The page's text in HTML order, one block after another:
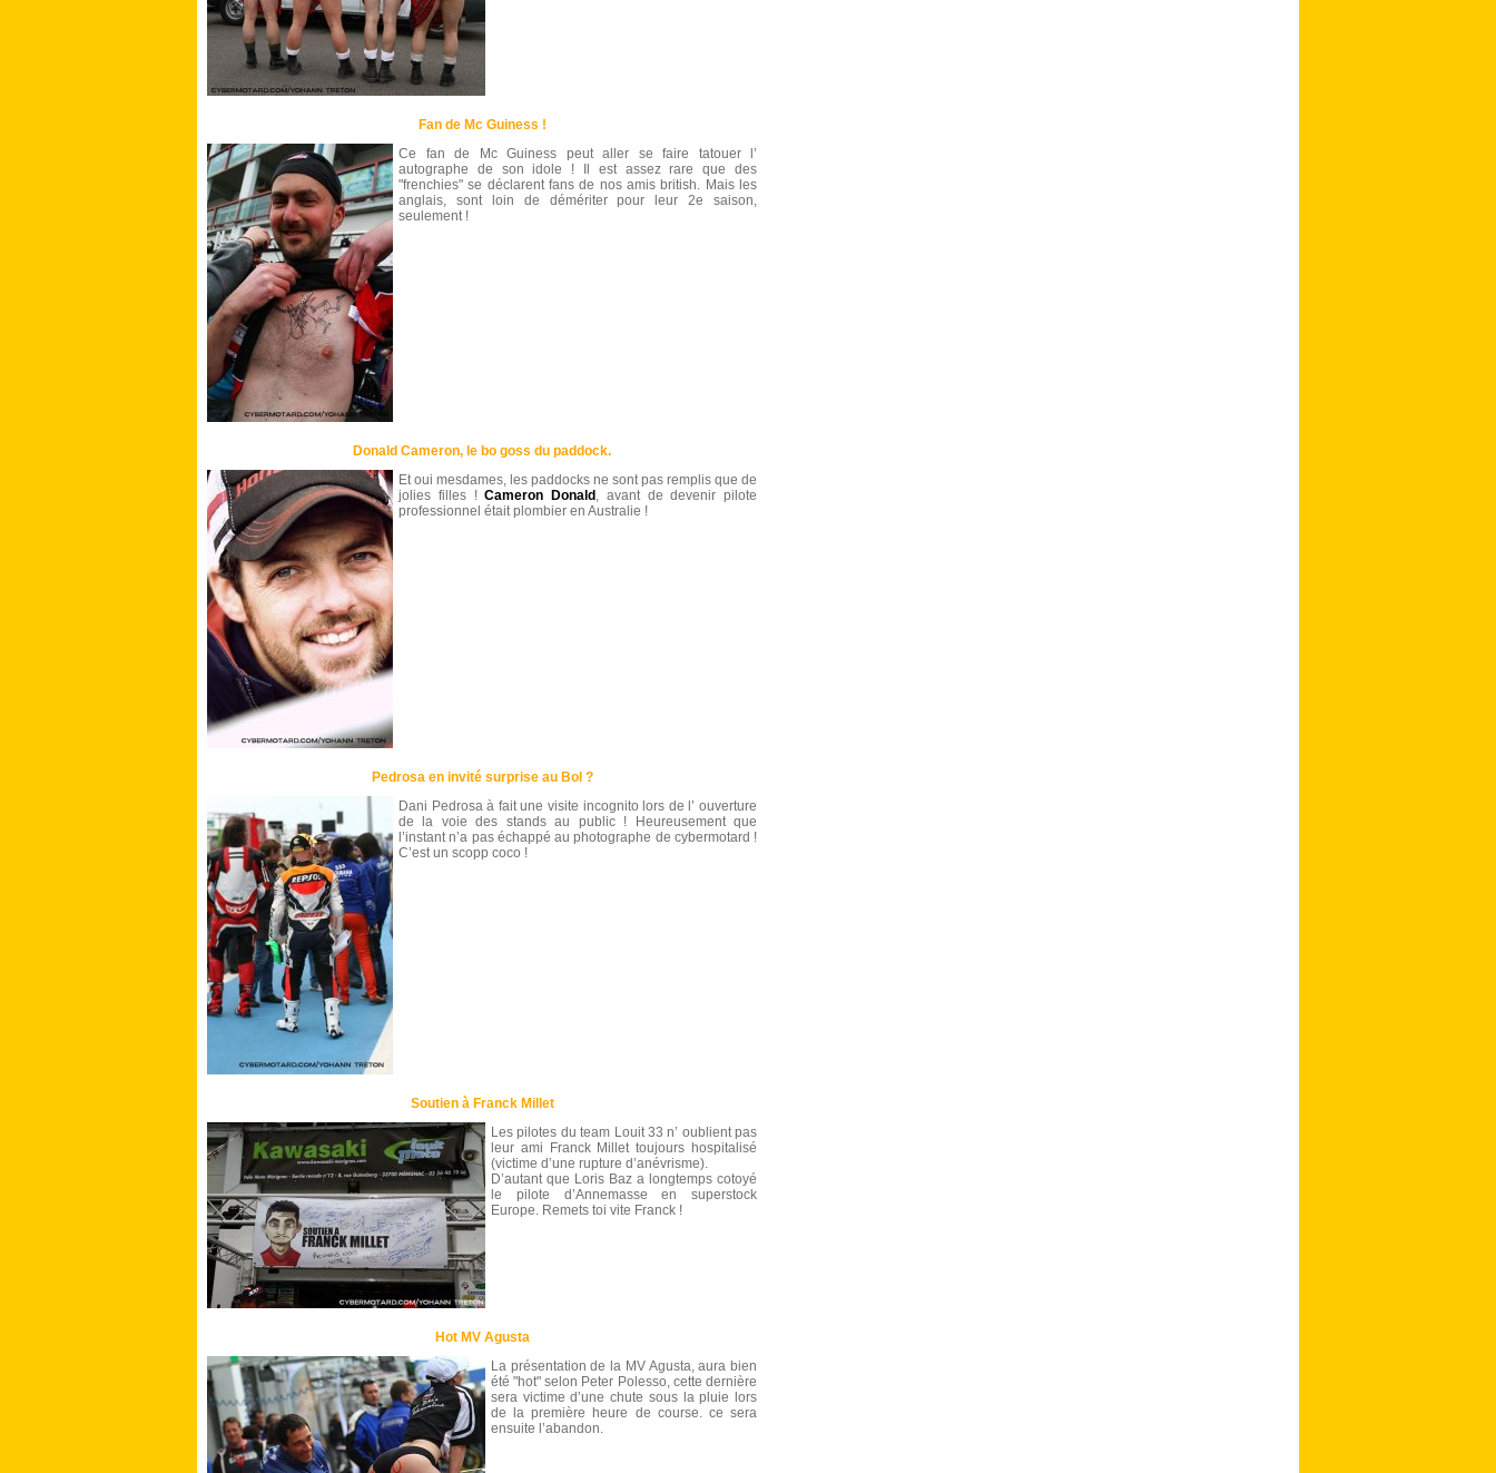
Fan de Mc Guiness !
Ce fan de Mc Guiness peut aller se faire tatouer l’
autographe de son idole ! Il est assez rare que des
"frenchies" se déclarent fans de nos amis british. Mais les
anglais, sont loin de démériter pour leur 2e saison,
seulement !
Donald Cameron, le bo goss du paddock.
Et oui mesdames, les paddocks ne sont pas remplis que de
jolies filles !Cameron Donald , avant de devenir pilote
professionnel était plombier en Australie !
Pedrosa en invité surprise au Bol ?
Dani Pedrosa à fait une visite incognito lors de l’ ouverture
de la voie des stands au public ! Heureusement que
l’instant n’a pas échappé au photographe de cybermotard !
C’est un scopp coco !
Soutien à Franck Millet
Les pilotes du team Louit 33 n’ oublient pas
leur ami Franck Millet toujours hospitalisé
(victime d’une rupture d’anévrisme).
D’autant que Loris Baz a longtemps cotoyé
le pilote d’Annemasse en superstock
Europe. Remets toi vite Franck !
Hot MV Agusta
La présentation de la MV Agusta, aura bien
été "hot" selon Peter Polesso, cette dernière
sera victime d’une chute sous la pluie lors
de la première heure de course. ce sera
ensuite l’abandon.